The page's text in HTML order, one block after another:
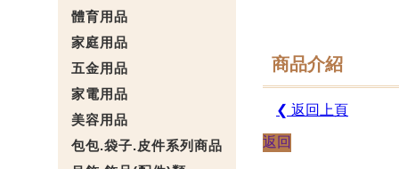
體育用品
家庭用品
五金用品
家電用品
美容用品
包包.袋子.皮件系列商品
商品介紹
❮ 返回上頁
返回